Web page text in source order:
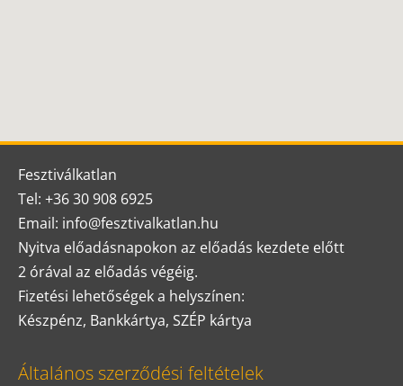
Fesztiválkatlan
Tel: +36 30 908 6925
Email: info@fesztivalkatlan.hu
Nyitva előadásnapokon az előadás kezdete előtt
2 órával az előadás végéig.
Fizetési lehetőségek a helyszínen:
Készpénz, Bankkártya, SZÉP kártya
Általános szerződési feltételek